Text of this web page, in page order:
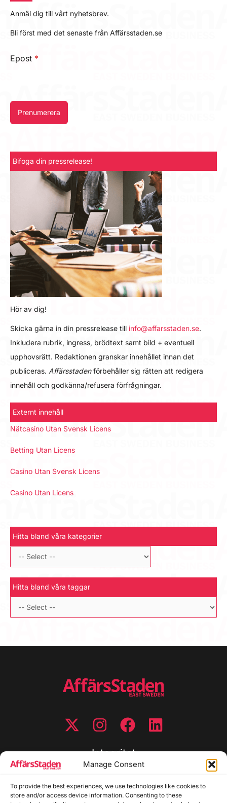
Manage Consent
To provide the best experiences, we use technologies like cookies to
store and/or access device information. Consenting to these
Anmäl dig till vårt nyhetsbrev.
Bli först med det senaste från Affärsstaden.se
Epost *
Prenumerera
Bifoga din pressrelease!
Hör av dig!
Skicka gärna in din pressrelease till info@affarsstaden.se.
Inkludera rubrik, ingress, brödtext samt bild + eventuell
upphovsrätt. Redaktionen granskar innehållet innan det
publiceras. Affärsstadenförbehåller sig rätten att redigera
innehåll och godkänna/refusera förfrågningar.
Externt innehåll
Nätcasino Utan Svensk Licens
Betting Utan Licens
Casino Utan Svensk Licens
Casino Utan Licens
Hitta bland våra kategorier
Hitta bland våra taggar
Integritet
Cookiepolicy
Disclaimer